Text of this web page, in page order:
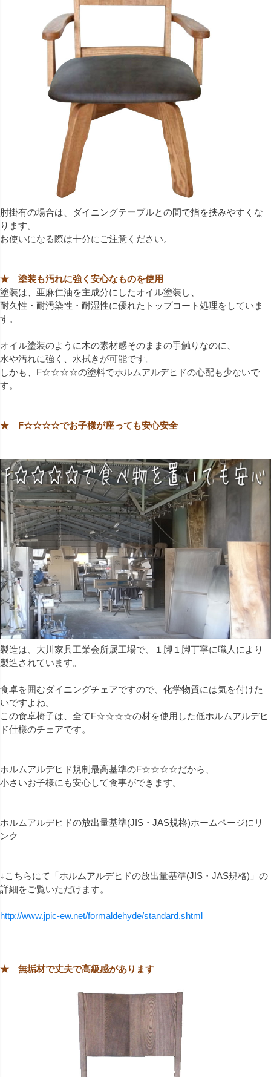
肘掛有の場合は、ダイニングテーブルとの間で指を挟みやすくな
ります。
お使いになる際は十分にご注意ください。
★ 塗装も汚れに強く安心なものを使用
塗装は、亜麻仁油を主成分にしたオイル塗装し、
耐久性・耐汚染性・耐湿性に優れたトップコート処理をしていま
す。
オイル塗装のように木の素材感そのままの手触りなのに、
水や汚れに強く、水拭きが可能です。
しかも、F☆☆☆☆の塗料でホルムアルデヒドの心配も少ないで
す。
★ F☆☆☆☆でお子様が座っても安心安全
製造は、大川家具工業会所属工場で、１脚１脚丁寧に職人により
製造されています。
食卓を囲むダイニングチェアですので、化学物質には気を付けた
いですよね。
この食卓椅子は、全てF☆☆☆☆の材を使用した低ホルムアルデヒ
ド仕様のチェアです。
ホルムアルデヒド規制最高基準のF☆☆☆☆だから、
小さいお子様にも安心して食事ができます。
ホルムアルデヒドの放出量基準(JIS・JAS規格)ホームページにリ
ンク
↓こちらにて「ホルムアルデヒドの放出量基準(JIS・JAS規格)」の
詳細をご覧いただけます。
http://www.jpic-ew.net/formaldehyde/standard.shtml
★ 無垢材で丈夫で高級感があります